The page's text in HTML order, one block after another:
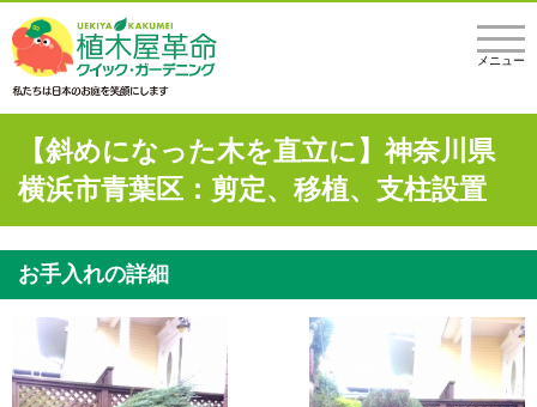
メニュー
【斜めになった木を直立に】神奈川県
横浜市青葉区：剪定、移植、支柱設置
お手入れの詳細